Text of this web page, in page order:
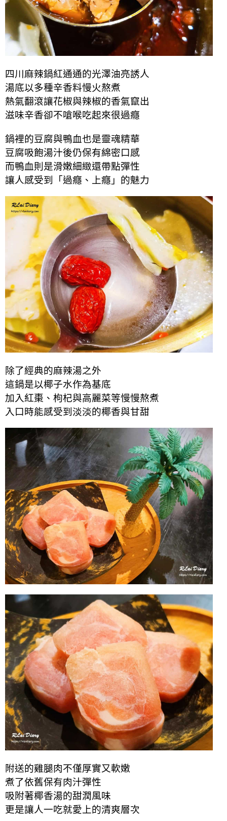
四川麻辣鍋紅通通的光澤油亮誘人
湯底以多種辛香料慢火熬煮
熱氣翻滾讓花椒與辣椒的香氣竄出
滋味辛香卻不嗆喉吃起來很過癮
鍋裡的豆腐與鴨血也是靈魂精華
豆腐吸飽湯汁後仍保有綿密口感
而鴨血則是滑嫩細緻還帶點彈性
讓人感受到「過癮、上癮」的魅力
除了經典的麻辣湯之外
這鍋是以椰子水作為基底
加入紅棗、枸杞與高麗菜等慢慢熬煮
入口時能感受到淡淡的椰香與甘甜
附送的雞腿肉不僅厚實又軟嫩
煮了依舊保有肉汁彈性
吸附著椰香湯的甜潤風味
更是讓人一吃就愛上的清爽層次